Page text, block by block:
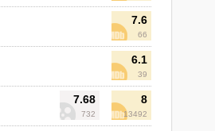
7.6
66
6.1
39
7.68
732
8
13492